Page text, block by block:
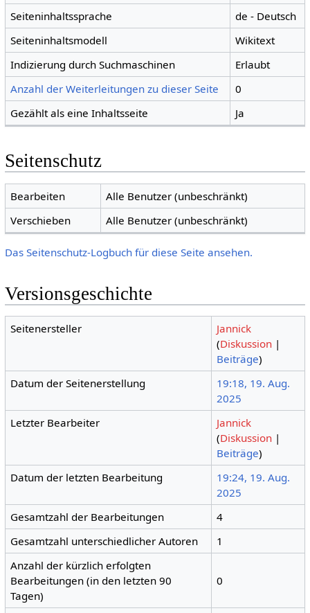
Seiteninhaltssprache
de - Deutsch
Seiteninhaltsmodell
Wikitext
Indizierung durch Suchmaschinen
Erlaubt
Anzahl der Weiterleitungen zu dieser Seite
0
Gezählt als eine Inhaltsseite
Ja
Seitenschutz
Bearbeiten
Alle Benutzer (unbeschränkt)
Verschieben
Alle Benutzer (unbeschränkt)
Das Seitenschutz-Logbuch für diese Seite ansehen.
Versionsgeschichte
Seitenersteller
Jannick
(Diskussion |
Beiträge)
Datum der Seitenerstellung
19:18, 19. Aug.
2025
Letzter Bearbeiter
Jannick
(Diskussion |
Beiträge)
Datum der letzten Bearbeitung
19:24, 19. Aug.
2025
Gesamtzahl der Bearbeitungen
4
Gesamtzahl unterschiedlicher Autoren
1
Anzahl der kürzlich erfolgten
Bearbeitungen (in den letzten 90
Tagen)
0